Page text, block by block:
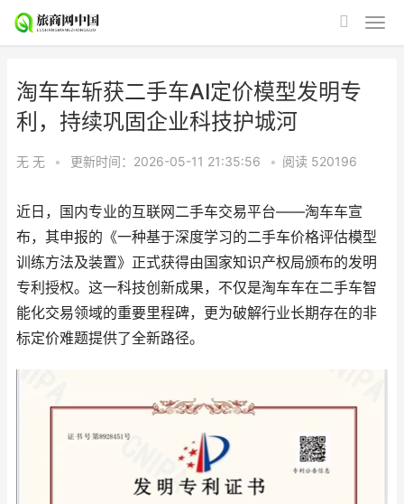
淘车车斩获二手车AI定价模型发明专
利，持续巩固企业科技护城河
无 无 • 更新时间：2026-05-11 21:35:56 • 阅读 520196
近日，国内专业的互联网二手车交易平台——淘车车宣
布，其申报的《一种基于深度学习的二手车价格评估模型
训练方法及装置》正式获得由国家知识产权局颁布的发明
专利授权。这一科技创新成果，不仅是淘车车在二手车智
能化交易领域的重要里程碑，更为破解行业长期存在的非
标定价难题提供了全新路径。